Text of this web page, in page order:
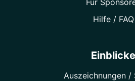
Hilfe / FAQ
Einblicke
Auszeichnungen /